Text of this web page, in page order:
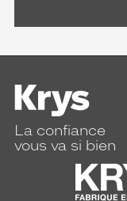
La confiance
vous va si bien